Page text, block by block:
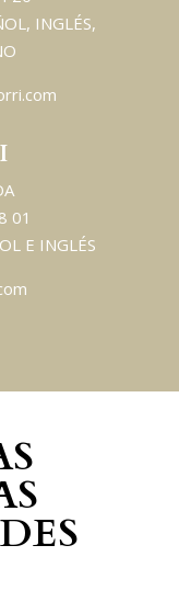
INGLÉS,
01
E INGLÉS